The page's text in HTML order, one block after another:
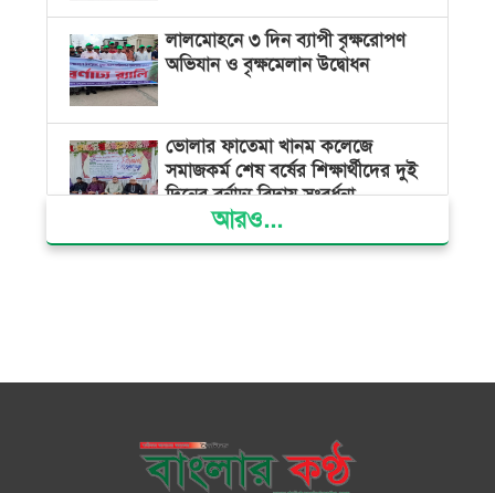
লালমোহনে ৩ দিন ব্যাপী বৃক্ষরোপণ
অভিযান ও বৃক্ষমেলান উদ্বোধন
ভোলার ফাতেমা খানম কলেজে
সমাজকর্ম শেষ বর্ষের শিক্ষার্থীদের দুই
দিনের বর্নাঢ্য বিদায় সংবর্ধনা
বিভ্রান্তকারীদের ব্যাপারে সতর্ক থাকুন :
শক্তিশালী হবে দেশের ভবিষ্যৎ :
বিএনপির সকল ক্ষমতার উৎস জনগণ:
প্রধানমন্ত্রী
আরও...